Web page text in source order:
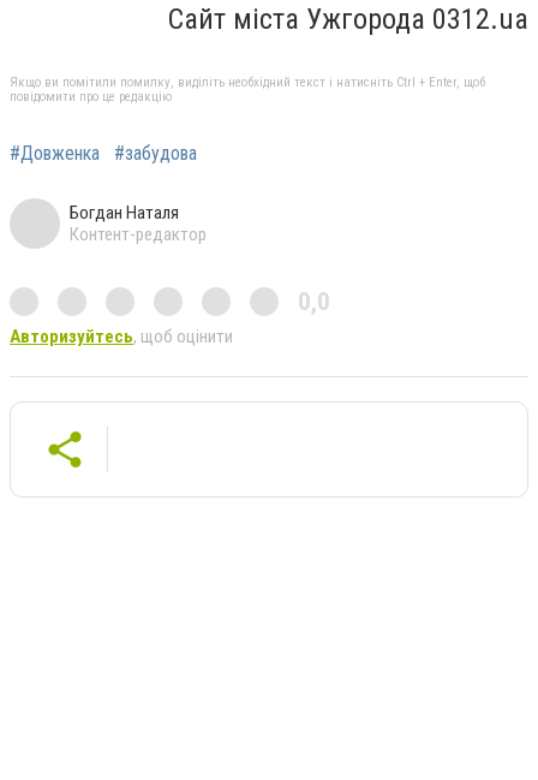
Сайт міста Ужгорода 0312.ua
Якщо ви помітили помилку, виділіть необхідний текст і натисніть Ctrl + Enter, щоб
повідомити про це редакцію
#Довженка #забудова
Богдан Наталя
Контент-редактор
0,0
Авторизуйтесь, щоб оцінити